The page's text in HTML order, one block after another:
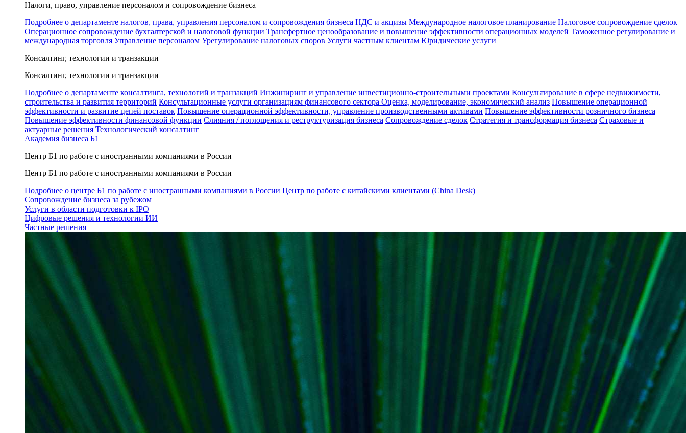
Налоги, право, управление персоналом и сопровождение бизнеса
Подробнее о департаменте налогов, права, управления персоналом и сопровождения бизнеса НДС и акцизы Международное налоговое планирование Налоговое сопровождение сделок
Операционное сопровождение бухгалтерской и налоговой функции Трансфертное ценообразование и повышение эффективности операционных моделей Таможенное регулирование и
международная торговля Управление персоналом Урегулирование налоговых споров Услуги частным клиентам Юридические услуги
Консалтинг, технологии и транзакции
Консалтинг, технологии и транзакции
Подробнее о департаменте консалтинга, технологий и транзакций Инжиниринг и управление инвестиционно-строительными проектами Консультирование в сфере недвижимости,
строительства и развития территорий Консультационные услуги организациям финансового сектора Оценка, моделирование, экономический анализ Повышение операционной
эффективности и развитие цепей поставок Повышение операционной эффективности, управление производственными активами Повышение эффективности розничного бизнеса
Повышение эффективности финансовой функции Слияния / поглощения и реструктуризация бизнеса Сопровождение сделок Стратегия и трансформация бизнеса Страховые и
актуарные решения Технологический консалтинг
Академия бизнеса Б1
Центр Б1 по работе с иностранными компаниями в России
Центр Б1 по работе с иностранными компаниями в России
Подробнее о центре Б1 по работе с иностранными компаниями в России Центр по работе с китайскими клиентами (China Desk)
Сопровождение бизнеса за рубежом
Услуги в области подготовки к IPO
Цифровые решения и технологии ИИ
Частные решения